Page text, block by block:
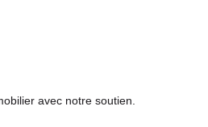
avec notre soutien.